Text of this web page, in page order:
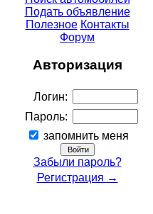
Подать объявление
Полезное Контакты
Форум
Авторизация
Логин:
Пароль:
запомнить меня
Забыли пароль?
Регистрация →